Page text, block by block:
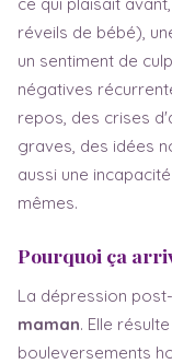
réveils de bébé),
un sentiment de
négatives
repos, des crises
graves, des idées
aussi une
mêmes.
Pourquoi ça
La dépression
maman. Elle
bouleversements